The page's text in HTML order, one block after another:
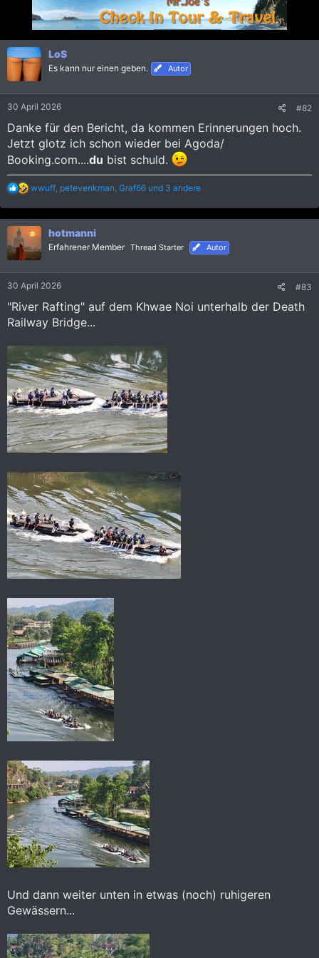
o
n
e
n
:
LoS
Es kann nur einen geben. Autor
30 April 2026 #82
Danke für den Bericht, da kommen Erinnerungen hoch.
Jetzt glotz ich schon wieder bei Agoda/
Booking.com....du bist schuld.
R
a
k
t
i
o
n
wwuff, petevenkman, Graf66 und 3 andere
hotmanni
Erfahrener Member Thread Starter Autor
30 April 2026 #83
"River Rafting" auf dem Khwae Noi unterhalb der Death
Railway Bridge...
Und dann weiter unten in etwas (noch) ruhigeren
Gewässern...